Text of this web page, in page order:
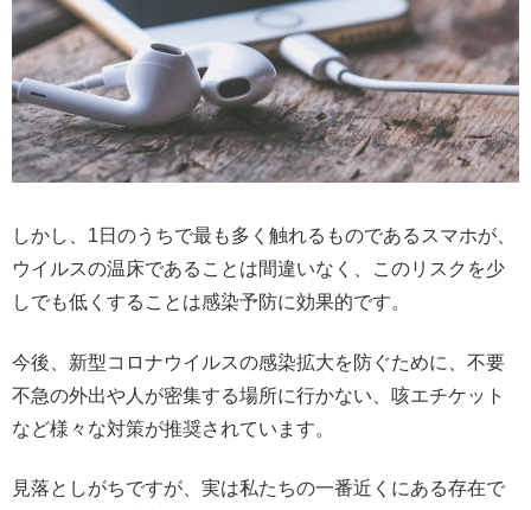
しかし、1日のうちで最も多く触れるものであるスマホが、
ウイルスの温床であることは間違いなく、このリスクを少
しでも低くすることは感染予防に効果的です。
今後、新型コロナウイルスの感染拡大を防ぐために、不要
不急の外出や人が密集する場所に行かない、咳エチケット
など様々な対策が推奨されています。
見落としがちですが、実は私たちの一番近くにある存在で